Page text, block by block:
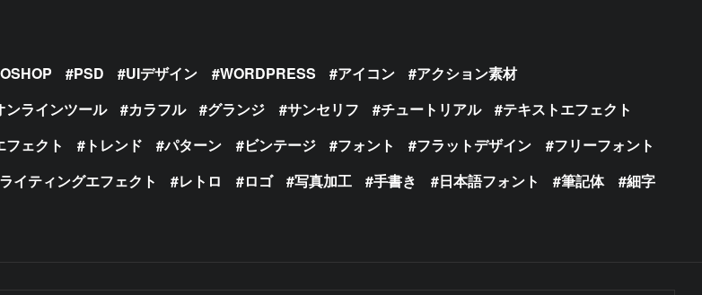
PSD UIデザイン WORDPRESS アイコン
アクション素材
ンラインツール カラフル グランジ サンセリフ チュートリアル
テキストエフェクト
ェクト トレンド パターン ビンテージ フォント フラットデザイン
フリーフォント
イティングエフェクト レトロ ロゴ 写真加工 手書き 日本語フォント 筆記体
細字